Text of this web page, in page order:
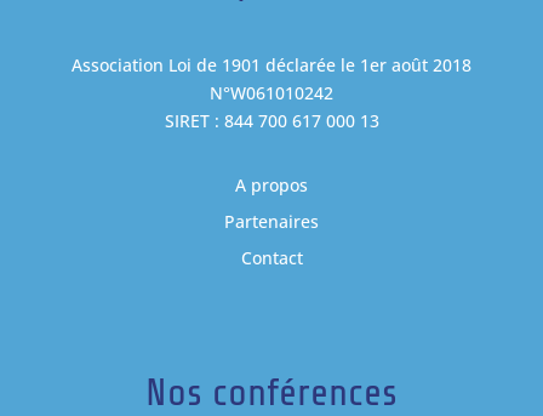
Association Loi de 1901 déclarée le 1er août 2018
N°W061010242
SIRET : 844 700 617 000 13
A propos
Partenaires
Contact
Nos conférences